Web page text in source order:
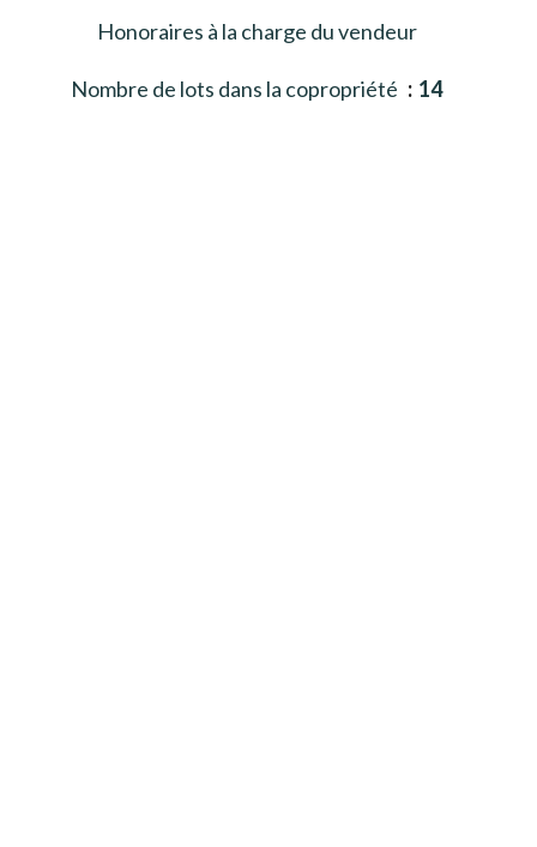
Honoraires à la charge du vendeur
Nombre de lots dans la copropriété 14